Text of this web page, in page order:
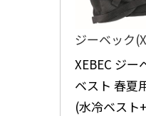
ジーベック
XEBEC ジー
ベスト 春夏
(水冷ベスト